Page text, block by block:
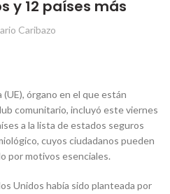
y 12 países más
Caribazo
órgano en el que están
comunitario, incluyó este viernes
a la lista de estados seguros
cuyos ciudadanos pueden
por motivos esenciales.
Unidos había sido planteada por